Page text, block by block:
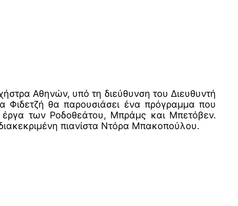
Αθηνών, υπό τη διεύθυνση του Διευθυντή
Φιδετζή θα παρουσιάσει ένα πρόγραμμα που
έργα των Ροδοθεάτου, Μπράμς και Μπετόβεν.
πιανίστα Ντόρα Μπακοπούλου.